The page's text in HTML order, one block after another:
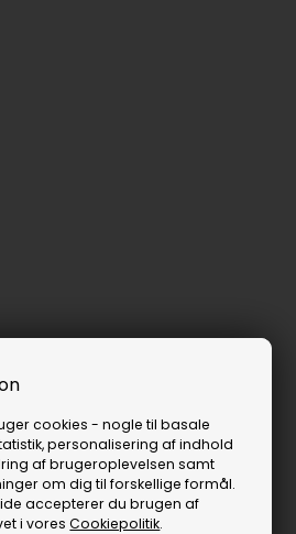
cookies - nogle til basale
personalisering af indhold
af brugeroplevelsen samt
om dig til forskellige formål.
accepterer du brugen af
i voresCookiepolitik.